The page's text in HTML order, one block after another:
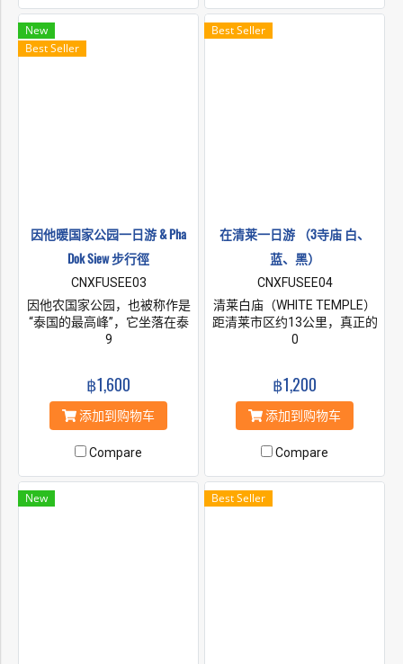
统称作国王王后宝塔。整个景
区看上去是如此的壮观、如此
（国王普密蓬•阿杜德），另一
个是代表女王（诗丽吉王后）.
统称作国王王后宝塔。整个景
New
Best Seller
因他暖国家公园一日游 & Pha
Dok Siew 步行徑
CNXFUSEE03
因他农国家公园，也被称作是
“泰国的最高峰”，它坐落在泰
国清迈府以南的他农通柴山
儿可真高”！ 这附近蜿蜒盘旋
的山脉和它形成鲜明的对比,让
您真实地感受到“会当凌绝顶一
宝塔，一座是代表现任国王
（国王普密蓬•阿杜德），另一
个是代表女王（诗丽吉王后）.
统称作国王王后宝塔。整个景
9
฿1,600
添加到购物车
Compare
Best Seller
在清莱一日游 （3寺庙 白、
蓝、黑）
CNXFUSEE04
清莱白庙（WHITE TEMPLE）
距清莱市区约13公里，真正的
英文名叫Wat Rong Khun，汉
竣工，但她已经是许多游客心
中最美丽的寺庙之一清莱白庙
纯白的屋顶，纯白的墙壁，纯
时不时反射出耀眼的银光，仿
佛一座落入凡间的琼楼玉宇，
让人瞬间产生敬仰之情。黑庙
其实是由一位当地艺术家
0
฿1,200
添加到购物车
Compare
New Best Seller